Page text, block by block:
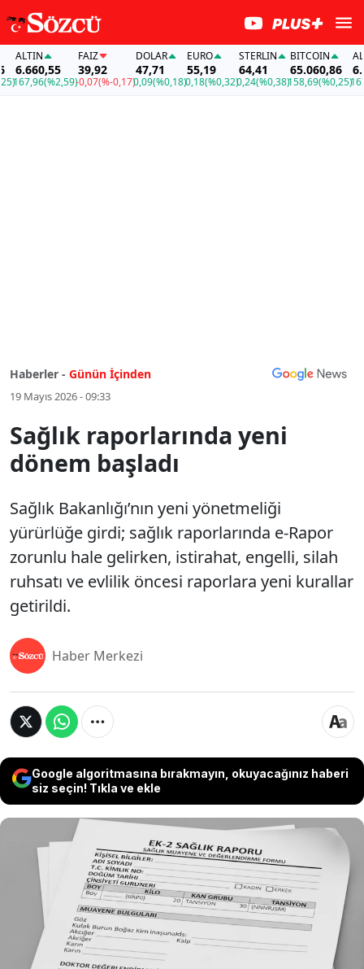
ALTIN
6.660,55
(%2,59)
FAİZ
39,92
-0,07(%-0,17)
DOLAR
47,71
0,09(%0,18)
EURO
55,19
0,18(%0,32)
STERLIN
64,41
0,24(%0,38)
BITCOIN
65.060,86
158,69(%0,25)
Haberler - Günün İçinden
19 Mayıs 2026 - 09:33
Sağlık raporlarında yeni
dönem başladı
Sağlık Bakanlığı’nın yeni yönetmeliği
yürürlüğe girdi; sağlık raporlarında e-Rapor
zorunlu hale gelirken, istirahat, engelli, silah
ruhsatı ve evlilik öncesi raporlara yeni kurallar
getirildi.
Haber Merkezi
Google algoritmasına bırakmayın, okuyacağınız haberi
siz seçin! Tıkla ve ekle
Sağlık Bakanlığı’nın yeni yönetmeliği
yürürlüğe girdi; sağlık raporlarında e-Rapor
zorunlu hale gelirken, istirahat, engelli, silah
ruhsatı ve evlilik öncesi raporlara yeni
kurallar getirildi.